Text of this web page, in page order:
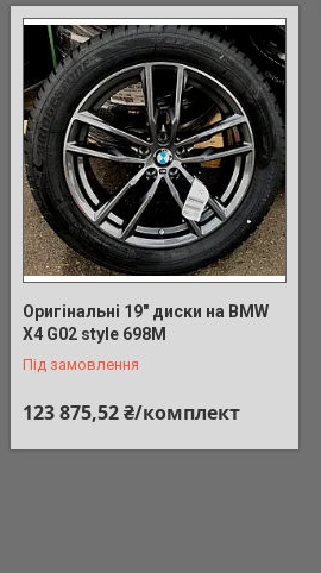
Оригінальні 19" диски на BMW
X4 G02 style 698M
Під замовлення
123 875,52 ₴/комплект